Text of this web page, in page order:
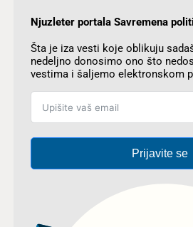
Njuzleter portala Savremena
Šta je iza vesti koje oblikuju
nedeljno donosimo ono što
vestima i šaljemo elektronskom
Prijavite se